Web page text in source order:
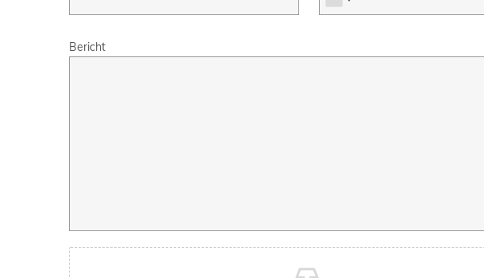
Bericht